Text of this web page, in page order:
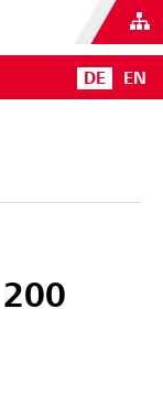
DE EN